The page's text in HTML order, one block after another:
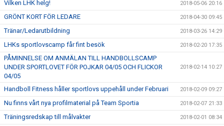
Vilken LHK helg! 2018-05-06 20:16
GRÖNT KORT FÖR LEDARE 2018-04-30 09:45
Tränar/Ledarutbildning 2018-03-26 14:29
LHKs sportlovscamp får fint besök 2018-02-20 17:35
PÅMINNELSE OM ANMÄLAN TILL HANDBOLLSCAMP
UNDER SPORTLOVET FÖR POJKAR 04/05 OCH FLICKOR
04/05
2018-02-14 10:27
Handboll Fitness håller sportlovs uppehåll under Februari 2018-02-09 09:27
Nu finns vårt nya profilmaterial på Team Sportia 2018-02-07 21:33
Träningsredskap till målvakter 2018-02-01 08:34